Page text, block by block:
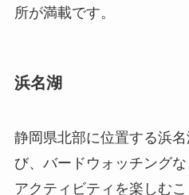
所が満載です。
浜名湖
静岡県北部に位置する浜
び、バードウォッチング
アクティビティを楽しむこ